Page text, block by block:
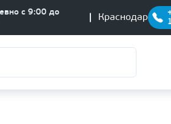
с 9:00 до
Краснодар